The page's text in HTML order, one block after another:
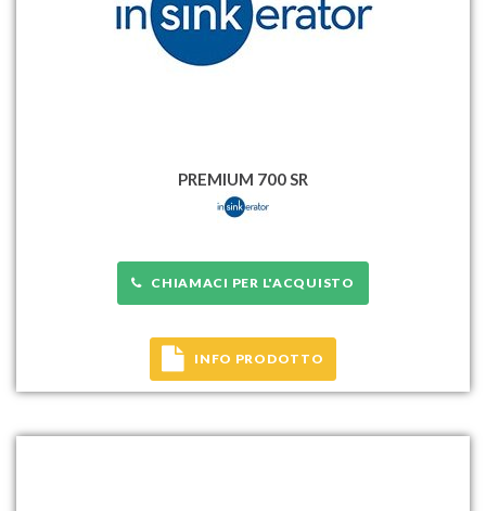
PREMIUM 700 SR
CHIAMACI PER L'ACQUISTO
INFO PRODOTTO